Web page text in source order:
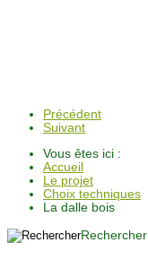
Précédent
Suivant
Vous êtes ici :
Accueil
Le projet
Choix techniques
La dalle bois
Rechercher